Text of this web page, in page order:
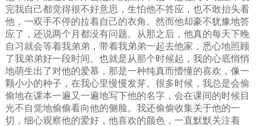
完我自己都觉得很不好意思，生怕他不答应，也不敢抬头看
他，一双手不停的拉着自己的衣角。然而他却豪不犹豫地答
应了，还说两个月都没有问题。从那之后，他真的每天下晚
自习就会等着我弟弟，带着我弟弟一起去他家，悉心地照顾
了我弟弟好一段时间。也就是从那个时候起，我的心底悄悄
地萌生出了对他的爱慕，那是一种纯真而懵懂的喜欢，像一
颗小小的种子，在我心里慢慢发芽。很多时候，我总是会偷
偷地在课本一遍又一遍地写下他的名字，会在课间的时候目
光不自觉地偷偷看向他的侧脸。我还偷偷收集关于他的一
切，细心观察他的爱好，他喜欢的颜色，一直默默关注着